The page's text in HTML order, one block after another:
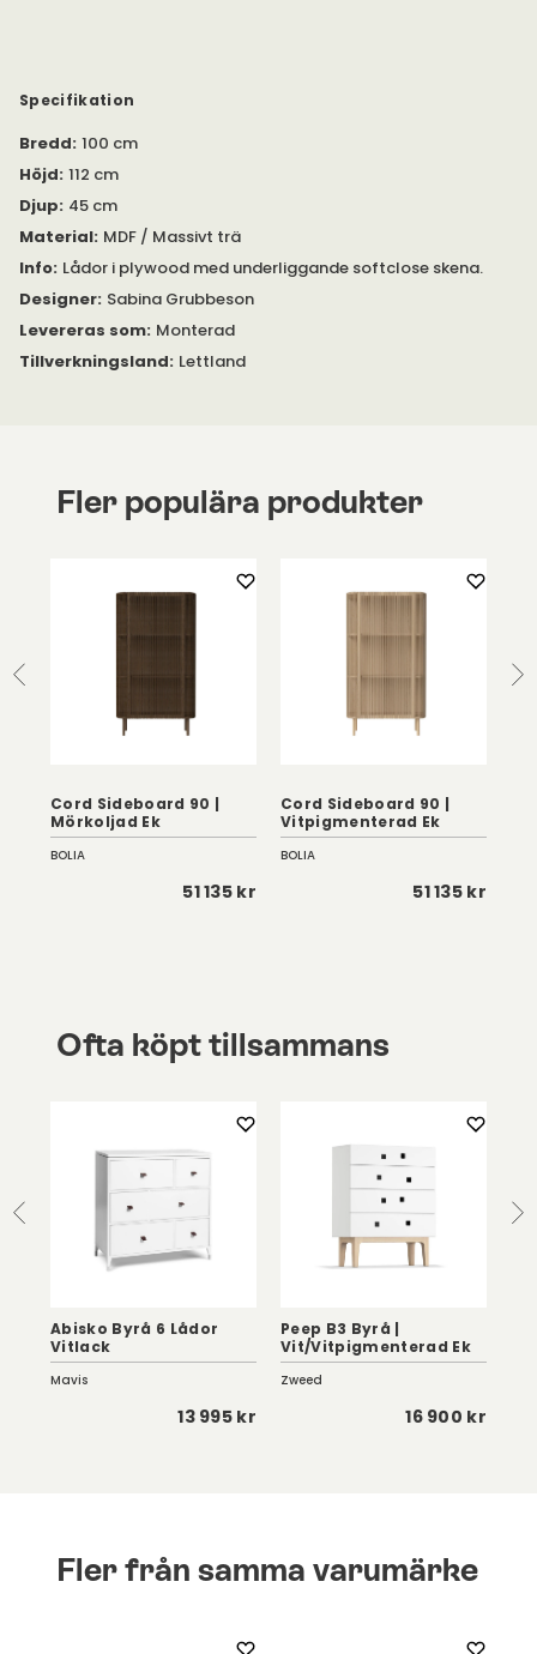
Specifikation
Bredd: 100 cm
Höjd: 112 cm
Djup: 45 cm
Material: MDF / Massivt trä
Info: Lådor i plywood med underliggande softclose skena.
Designer: Sabina Grubbeson
Levereras som: Monterad
Tillverkningsland: Lettland
Fler populära produkter
Cord Sideboard 90 |
Mörkoljad Ek
BOLIA
51 135 kr
Cord Sideboard 90 |
Vitpigmenterad Ek
BOLIA
51 135 kr
Ofta köpt tillsammans
Abisko Byrå 6 Lådor
Vitlack
Mavis
13 995 kr
Peep B3 Byrå |
Vit/Vitpigmenterad Ek
Zweed
16 900 kr
Fler från samma varumärke